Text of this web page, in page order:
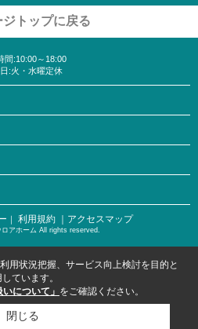
ジトップに戻る
間:10:00～18:00
:火・水曜定休
｜ 利用規約 ｜アクセスマップ
アホーム All rights reserved.
用状況把握、サービス向上検討を目的と
ています。
について」 をご確認ください。
閉じる